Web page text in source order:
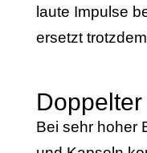
laute Impulse
ersetzt
Bei sehr hoher